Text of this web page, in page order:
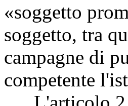
«soggetto
soggetto, tra
campagne di
competente